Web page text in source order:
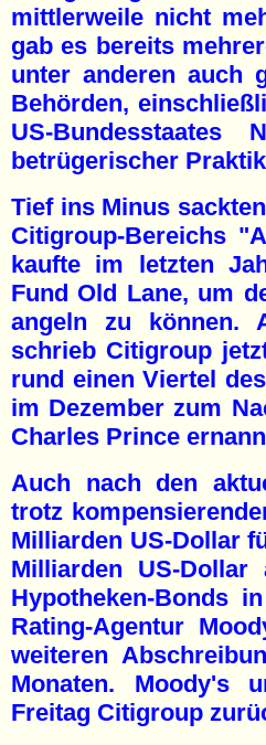
mittlerweile nicht
gab es bereits
unter anderen auch
Behörden,
US-
betrügerischer
Tief ins Minus
Citigroup-Bereichs
kaufte im letzten
Fund Old Lane, um
angeln zu können.
schrieb Citigroup
rund einen Viertel
im Dezember zum
Charles Prince
Auch nach den
trotz
Milliarden US-Dollar
Milliarden US-
Hypotheken-Bonds
Rating-Agentur
weiteren
Monaten. Moody's
Freitag Citigroup